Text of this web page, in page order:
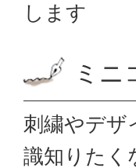
します
ミニ
刺繍やデザ
識知りたく